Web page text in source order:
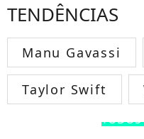
TENDÊNCIAS
Manu Gavassi
Taylor Swift
TODOS